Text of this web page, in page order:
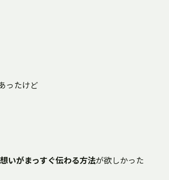
ったけど
想いがまっすぐ伝わる方法が欲しかった